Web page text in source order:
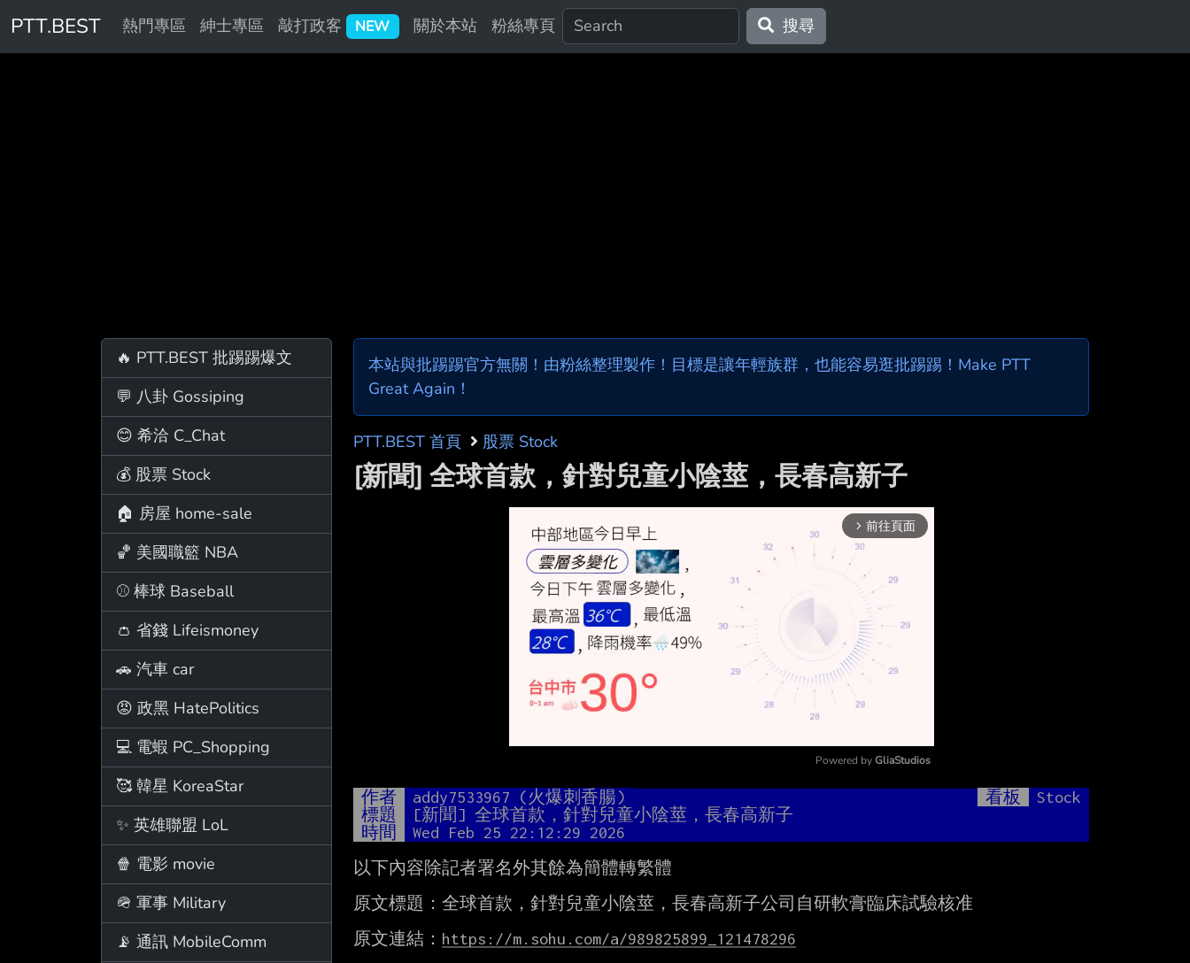
PTT.BEST 熱門專區 紳士專區 敲打政客 NEW 關於本站 粉絲專頁 搜尋
🔥 PTT.BEST 批踢踢爆文
💬 八卦 Gossiping
😊 希洽 C_Chat
💰 股票 Stock
🏠 房屋 home-sale
🏀 美國職籃 NBA
⚾ 棒球 Baseball
👛 省錢 Lifeismoney
🚗 汽車 car
😡 政黑 HatePolitics
💻 電蝦 PC_Shopping
🥰 韓星 KoreaStar
✨ 英雄聯盟 LoL
🍿 電影 movie
🪖 軍事 Military
📡 通訊 MobileComm
本站與批踢踢官方無關！由粉絲整理製作！目標是讓年輕族群，也能容易逛批踢踢！Make PTT
Great Again！
PTT.BEST 首頁 股票 Stock
[新聞] 全球首款，針對兒童小陰莖，長春高新子
arrow_forward_ios 前往頁面
Powered by GliaStudios
作者 addy7533967 (火爆刺香腸) 看板
Stock
標題
[新聞] 全球首款，針對兒童小陰莖，長春高新子
時間
Wed Feb 25 22:12:29 2026
以下內容除記者署名外其餘為簡體轉繁體
原文標題：全球首款，針對兒童小陰莖，長春高新子公司自研軟膏臨床試驗核准
原文連結： https://m.sohu.com/a/989825899_121478296